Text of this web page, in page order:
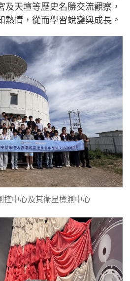
及天壇等歷史名勝交流觀察，
熱情，從而學習蛻變與成長。
控中心及其衛星檢測中心